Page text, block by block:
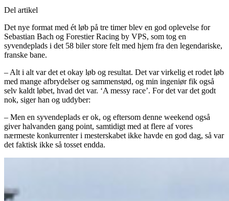
Del artikel
Det nye format med ét løb på tre timer blev en god oplevelse for
Sebastian Bach og Forestier Racing by VPS, som tog en
syvendeplads i det 58 biler store felt med hjem fra den legendariske,
franske bane.
– Alt i alt var det et okay løb og resultat. Det var virkelig et rodet løb
med mange afbrydelser og sammenstød, og min ingeniør fik også
selv kaldt løbet, hvad det var. ‘A messy race’. For det var det godt
nok, siger han og uddyber:
– Men en syvendeplads er ok, og eftersom denne weekend også
giver halvanden gang point, samtidigt med at flere af vores
nærmeste konkurrenter i mesterskabet ikke havde en god dag, så var
det faktisk ikke så tosset endda.